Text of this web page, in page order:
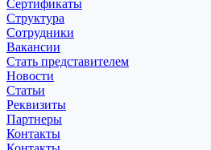
Сертификаты
Структура
Сотрудники
Вакансии
Стать представителем
Новости
Статьи
Реквизиты
Партнеры
Контакты